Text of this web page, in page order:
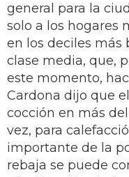
general para la
solo a los hogares
en los deciles más
clase media, que,
este momento,
Cardona dijo que
cocción en más
vez, para
importante de la
rebaja se puede